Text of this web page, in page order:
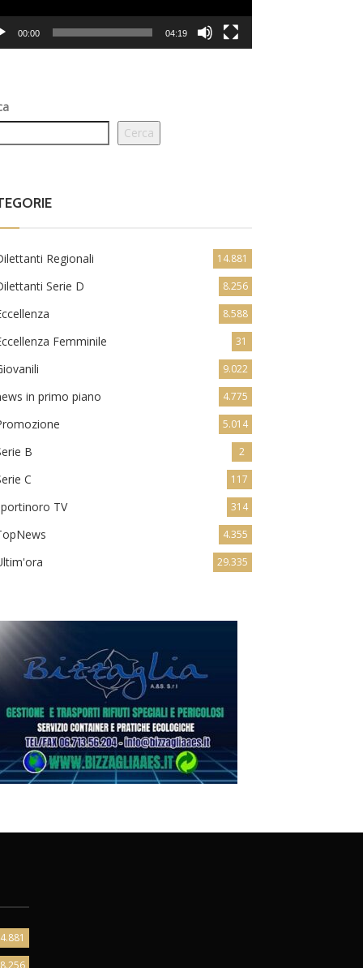
00:00 04:19
Cerca
Regionali 14.881
Serie D 8.256
8.588
Femminile 31
9.022
in primo piano 4.775
5.014
B 2
C 117
TV 314
4.355
29.335
8.256